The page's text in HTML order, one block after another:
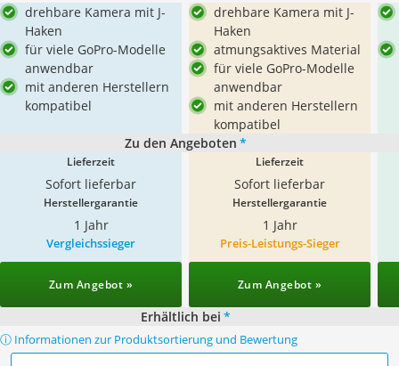
drehbare Kamera mit J-
Haken
für viele GoPro-Modelle
anwendbar
mit anderen Herstellern
kompatibel
drehbare Kamera mit J-
Haken
atmungsaktives Material
für viele GoPro-Modelle
anwendbar
mit anderen Herstellern
kompatibel
Zu den Angeboten *
Lieferzeit
Sofort lieferbar
Lieferzeit
Sofort lieferbar
Herstellergarantie
1 Jahr
Herstellergarantie
1 Jahr
Vergleichssieger
Zum Angebot »
Preis-Leistungs-Sieger
Zum Angebot »
Erhältlich bei *
ⓘ Informationen zur Produktsortierung und Bewertung